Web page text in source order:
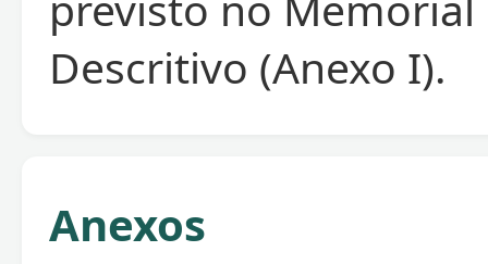
Descritivo (Anexo I).
Anexos